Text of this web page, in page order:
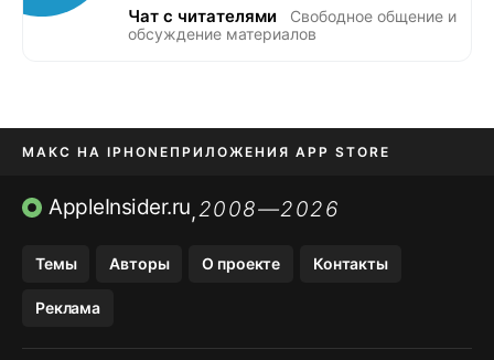
Чат с читателями
Свободное общение и
обсуждение материалов
МАКС НА IPHONE ПРИЛОЖЕНИЯ APP STORE
TIKTOK НА IPHONEПРИЛОЖЕНИЯ БЕЗ APP STORE
AppleInsider.ru,2008—2026
Темы Авторы О проекте Контакты
Реклама